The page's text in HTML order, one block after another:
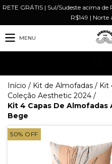
RETE GRÁTIS | Sul/Sudeste acima
R$149 | Norte
MENU
Início / Kit de Almofadas / Kit
Coleção Aesthetic 2024 /
Kit 4 Capas De
Bege
50% OFF